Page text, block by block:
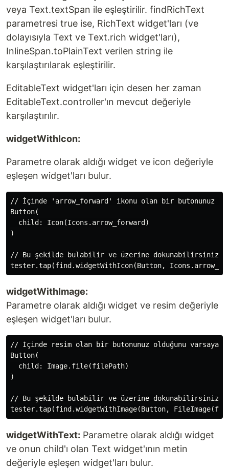
veya Text.textSpan ile eşleştirilir. findRichText
parametresi true ise, RichText widget'ları (ve
dolayısıyla Text ve Text.rich widget'ları),
InlineSpan.toPlainText verilen string ile
karşılaştırılarak eşleştirilir.
EditableText widget'ları için desen her zaman
EditableText.controller'ın mevcut değeriyle
karşılaştırılır.
widgetWithIcon:
Parametre olarak aldığı widget ve icon değeriyle
eşleşen widget'ları bulur.
// İçinde 'arrow_forward' ikonu olan bir butonunuz
Button(
  child: Icon(Icons.arrow_forward)
)
// Bu şekilde bulabilir ve üzerine dokunabilirsiniz:
widgetWithImage:
Parametre olarak aldığı widget ve resim değeriyle
eşleşen widget'ları bulur.
// İçinde resim olan bir butonunuz olduğunu
Button(
  child: Image.file(filePath)
)
// Bu şekilde bulabilir ve üzerine dokunabilirsiniz:
widgetWithText: Parametre olarak aldığı widget
ve onun child'ı olan Text widget'ının metin
değeriyle eşleşen widget'ları bulur.